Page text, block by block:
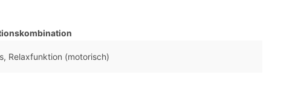
Relaxfunktion (motorisch)